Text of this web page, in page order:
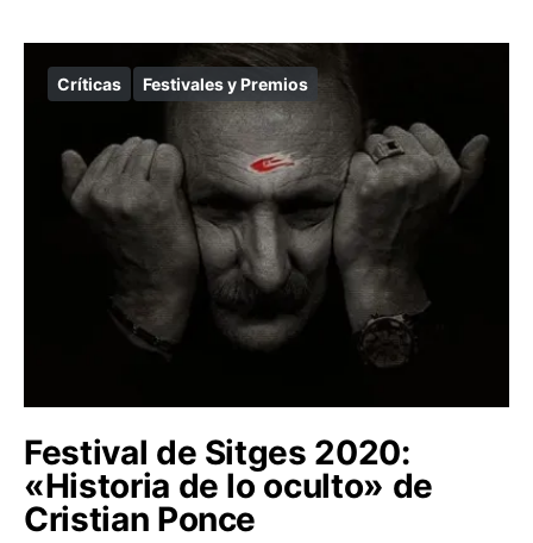
Críticas Festivales y Premios
Festival de Sitges 2020:
«Historia de lo oculto» de
Cristian Ponce